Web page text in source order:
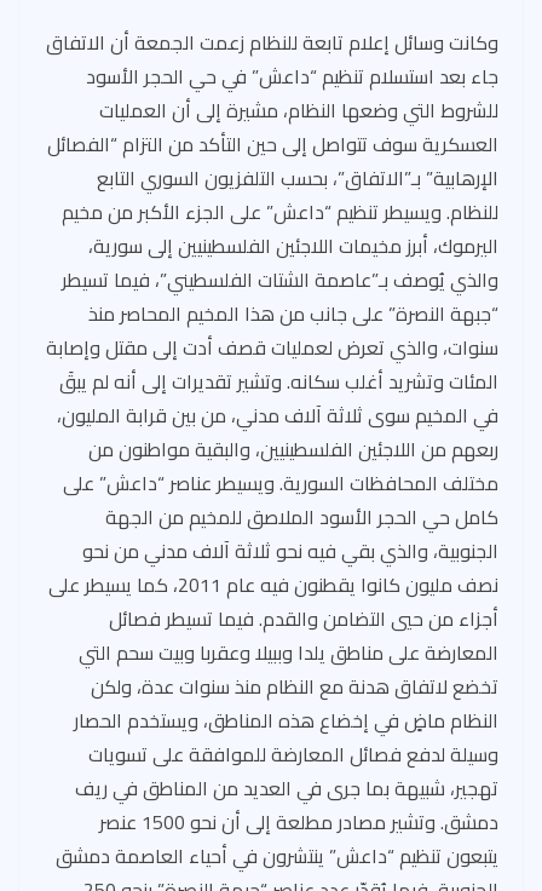
وكانت وسائل إعلام تابعة للنظام زعمت الجمعة أن الاتفاق
جاء بعد استسلام تنظيم “داعش” في حي الحجر الأسود
للشروط التي وضعها النظام، مشيرة إلى أن العمليات
العسكرية سوف تتواصل إلى حين التأكد من التزام “الفصائل
الإرهابية” بـ”الاتفاق”، بحسب التلفزيون السوري التابع
للنظام. ويسيطر تنظيم “داعش” على الجزء الأكبر من مخيم
اليرموك، أبرز مخيمات اللاجئين الفلسطينيين إلى سورية،
والذي يُوصف بـ”عاصمة الشتات الفلسطيني”، فيما تسيطر
“جبهة النصرة” على جانب من هذا المخيم المحاصر منذ
سنوات، والذي تعرض لعمليات قصف أدت إلى مقتل وإصابة
المئات وتشريد أغلب سكانه. وتشير تقديرات إلى أنه لم يبقَ
في المخيم سوى ثلاثة آلاف مدني، من بين قرابة المليون،
ربعهم من اللاجئين الفلسطينيين، والبقية مواطنون من
مختلف المحافظات السورية. ويسيطر عناصر “داعش” على
كامل حي الحجر الأسود الملاصق للمخيم من الجهة
الجنوبية، والذي بقي فيه نحو ثلاثة آلاف مدني من نحو
نصف مليون كانوا يقطنون فيه عام 2011، كما يسيطر على
أجزاء من حيي التضامن والقدم. فيما تسيطر فصائل
المعارضة على مناطق يلدا وببيلا وعقربا وبيت سحم التي
تخضع لاتفاق هدنة مع النظام منذ سنوات عدة، ولكن
النظام ماضٍ في إخضاع هذه المناطق، ويستخدم الحصار
وسيلة لدفع فصائل المعارضة للموافقة على تسويات
تهجير، شبيهة بما جرى في العديد من المناطق في ريف
دمشق. وتشير مصادر مطلعة إلى أن نحو 1500 عنصر
يتبعون تنظيم “داعش” ينتشرون في أحياء العاصمة دمشق